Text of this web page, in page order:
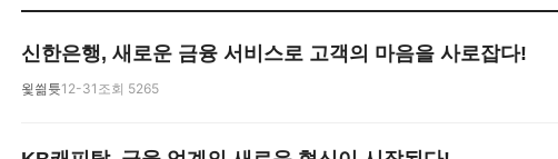
신한은행, 새로운 금융 서비스로 고객의 마음을 사로잡다!
욏씖튯12-31 조회 5265